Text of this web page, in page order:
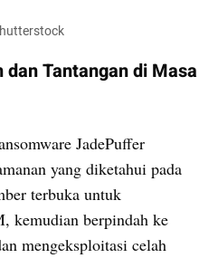
Tantangan di Masa
JadePuffer
yang diketahui pada
terbuka untuk
kemudian berpindah ke
mengeksploitasi celah